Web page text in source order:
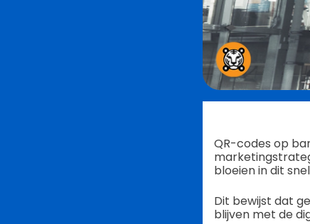
QR-codes op
bloeien in dit
Dit bewijst dat
blijven met de